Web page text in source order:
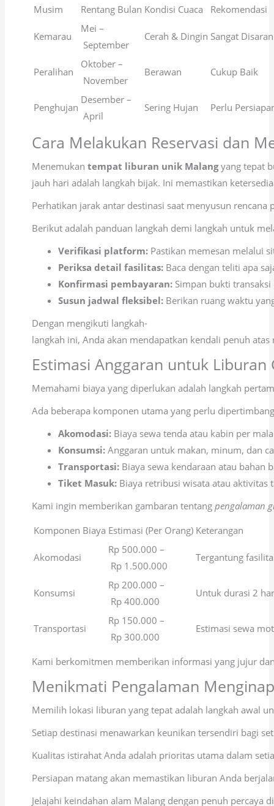
Musim
Rentang Bulan Kondisi Cuaca Rekomendasi
Kemarau
Mei –
September
Cerah & Dingin Sangat
Peralihan
Oktober –
November
Berawan Cukup Baik
Penghujan
Desember –
April
Sering Hujan Perlu
Cara Melakukan Reservasi dan
Menemukan tempat liburan unik Malangyang tepat
jauh hari adalah langkah bijak. Ini memastikan
Perhatikan jarak antar destinasi saat menyusun
Berikut adalah panduan langkah demi langkah untuk
Verifikasi platform: Pastikan memesan melalui
Periksa detail fasilitas: Baca dengan teliti apa
Konfirmasi pembayaran: Simpan bukti
Susun jadwal fleksibel: Berikan ruang waktu
Dengan mengikuti langkah-
langkah ini, Anda akan mendapatkan kendali penuh
Estimasi Anggaran untuk Liburan
Memahami biaya yang diperlukan adalah langkah
Ada beberapa komponen utama yang perlu
Akomodasi: Biaya sewa tenda atau kabin per
Konsumsi: Anggaran untuk makan, minum, dan
Transportasi: Biaya sewa kendaraan atau bahan
Tiket Masuk: Biaya retribusi wisata atau aktivitas
Kami ingin memberikan gambaran tentang pengalaman
Komponen Biaya Estimasi (Per Orang) Keterangan
Akomodasi
Rp 500.000 –
Rp 1.500.000
Tergantung
Konsumsi
Rp 200.000 –
Rp 400.000
Untuk durasi 2
Transportasi
Rp 150.000 –
Rp 300.000
Estimasi sewa
Kami berkomitmen memberikan informasi yang jujur
Menikmati Pengalaman
Memilih lokasi liburan yang tepat adalah langkah awal
Setiap destinasi menawarkan keunikan tersendiri bagi
Kualitas istirahat Anda adalah prioritas utama dalam
Persiapan matang akan memastikan liburan Anda
Jelajahi keindahan alam Malang dengan penuh